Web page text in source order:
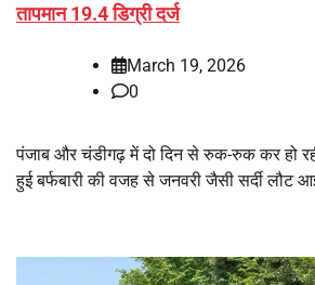
तापमान 19.4 डिग्री दर्ज
March 19, 2026
0
पंजाब और चंडीगढ़ में दो दिन से रुक-रुक कर हो
हुई बर्फबारी की वजह से जनवरी जैसी सर्दी लौट